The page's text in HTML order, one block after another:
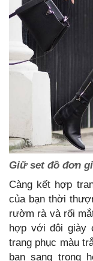
Giữ set đồ đơn
Càng kết hợp
của bạn thời
rườm rà và rối
hợp với đôi giày
trang phục màu
bạn sang trọng